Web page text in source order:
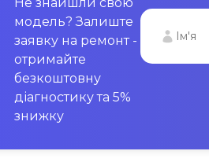
модель? Залиште
заявку на ремонт -
отримайте
безкоштовну
діагностику та 5%
знижку